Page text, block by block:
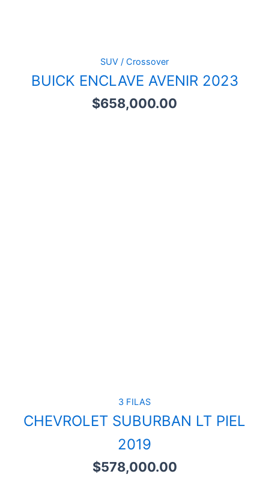
SUV / Crossover
BUICK ENCLAVE AVENIR 2023
$658,000.00
3 FILAS
CHEVROLET SUBURBAN LT PIEL
2019
$578,000.00